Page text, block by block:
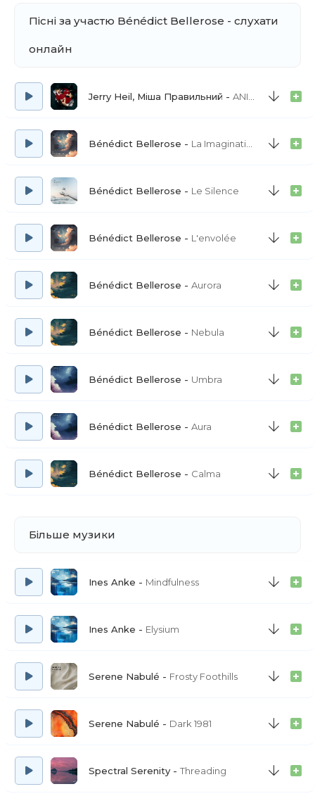
Пісні за участю Bénédict Bellerose - слухати
онлайн
Jerry Heil, Міша Правильний ANIMA MEA
Bénédict Bellerose La Imagination
Bénédict Bellerose Le Silence
Bénédict Bellerose L'envolée
Bénédict Bellerose Aurora
Bénédict Bellerose Nebula
Bénédict Bellerose Umbra
Bénédict Bellerose Aura
Bénédict Bellerose Calma
Більше музики
Ines Anke Mindfulness
Ines Anke Elysium
Serene Nabulé Frosty Foothills
Serene Nabulé Dark 1981
Spectral Serenity Threading